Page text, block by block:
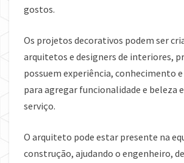
gostos.
Os projetos decorativos podem ser
arquitetos e designers de interiores,
possuem experiência, conhecimento
para agregar funcionalidade e beleza
serviço.
O arquiteto pode estar presente na
construção, ajudando o engenheiro,